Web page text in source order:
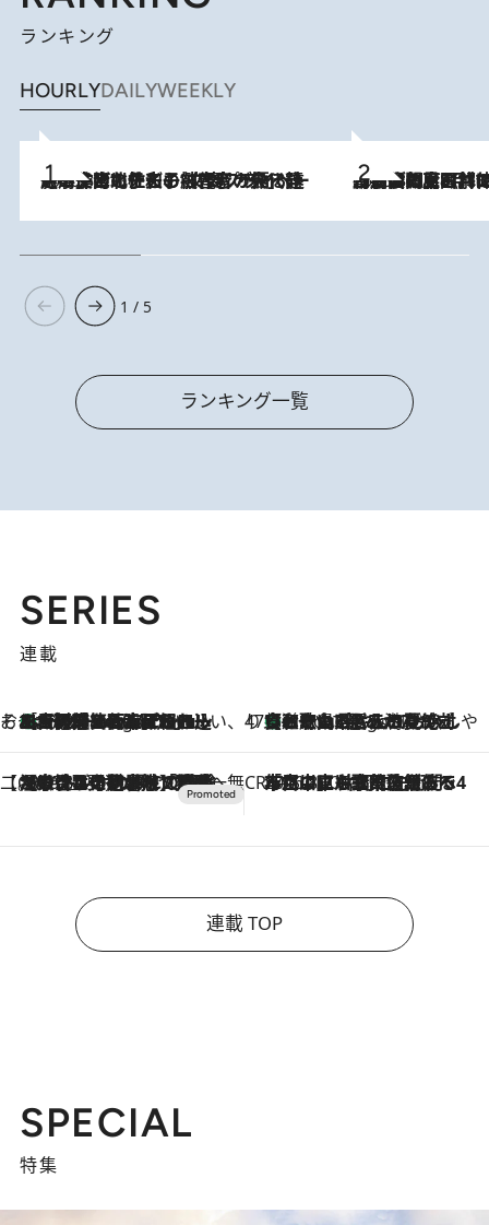
ランキング
HOURLYDAILYWEEKLY
2026.8.3
《「文士の子ども被害者の会」発足！》阿川佐和子（72）が語る遠藤周作に北杜夫、劇作家・矢代静一の子どもたちの“文豪プライベート事件簿” 2026.8.8
「最後に見られてよかった」上野動物園の東園パンダ舎が解体前に特別公開。8月16日まで延長されたパネル展と共に辿る“半世紀”のパンダ飼育《解体工事の図面あり》
1 / 5
ランキング一覧
SERIES
連載
そおだよおこの関西おいしい、おやつ紀行3 Hours Ago
［大阪府箕面市］一皿一皿目の前で仕上げられる、料理を巧みに組み込んだアシェットデセールコース「ミチル アシェット デセール（Michiru assiette dessert）」 47都道府県の手みやげ ひんやりスイーツで夏を満喫
3 Hours Ago
【和歌山県】この夏絶対食べたい 冷やしておいしいおやつ3選 みかんがごろっと丸ごと入ったジュレ
【CREA×星野リゾート】唯一無二。癒しと発見が待つ場所へ
2026.8.7
【トンボの足水浴】ヒノキの香りに包まれて涼感マックス！約13℃の湧水かけ流しを避暑地「星野温泉 トンボの湯」で体験 CREA'S CHOICE
2026.8.7
「立川にも歌舞伎があるんだよ」 片岡仁左衛門・市川中車ら豪華座組みで4年目の立川立飛歌舞伎へ
連載 TOP
SPECIAL
特集